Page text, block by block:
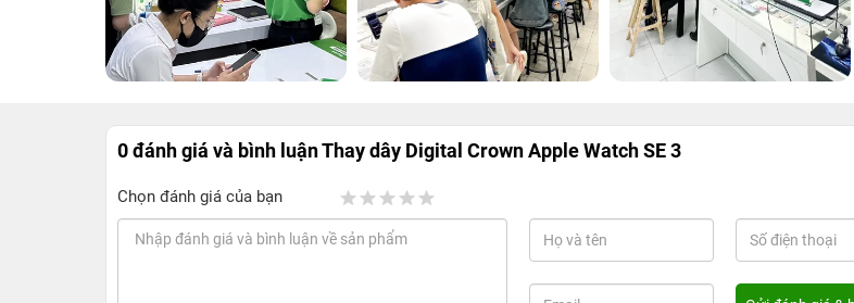
0 đánh giá và bình luậnThay dây Digital Crown Apple Watch SE 3
Chọn đánh giá của bạn